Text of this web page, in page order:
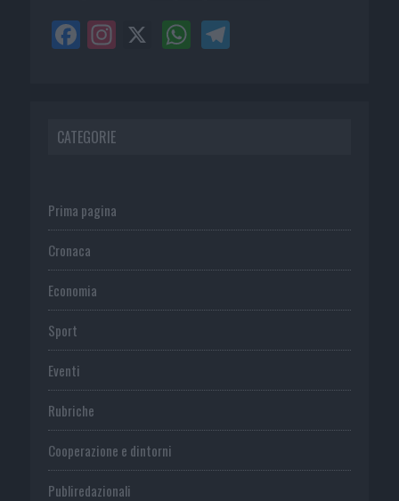
CATEGORIE
Prima pagina
Cronaca
Economia
Sport
Eventi
Rubriche
Cooperazione e dintorni
Publiredazionali